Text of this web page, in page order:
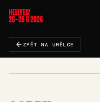
ZPĚT NA UMĚLCE